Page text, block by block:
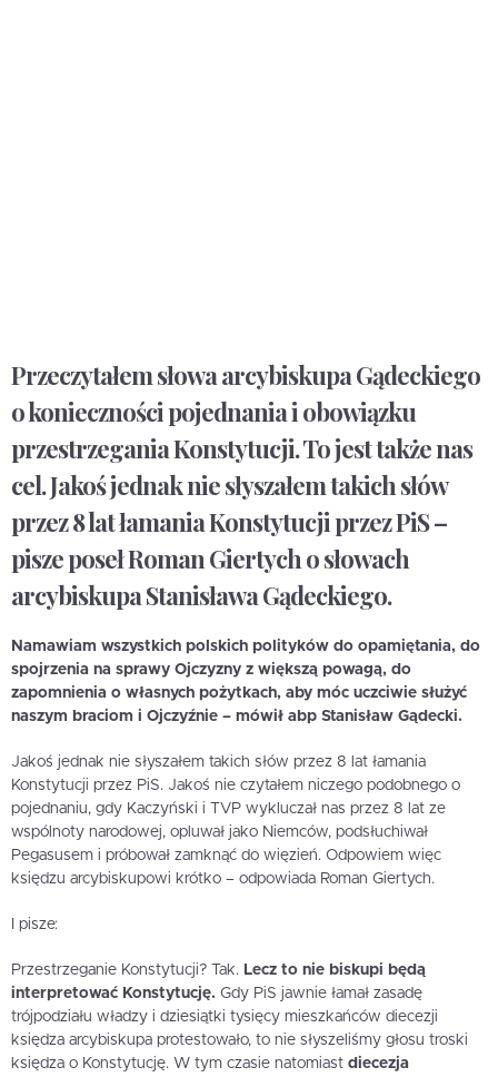
Przeczytałem słowa arcybiskupa Gądeckiego
o konieczności pojednania i obowiązku
przestrzegania Konstytucji. To jest także nas
cel. Jakoś jednak nie słyszałem takich słów
przez 8 lat łamania Konstytucji przez PiS –
pisze poseł Roman Giertych o słowach
arcybiskupa Stanisława Gądeckiego.
Namawiam wszystkich polskich polityków do opamiętania, do
spojrzenia na sprawy Ojczyzny z większą powagą, do
zapomnienia o własnych pożytkach, aby móc uczciwie służyć
naszym braciom i Ojczyźnie – mówił abp Stanisław Gądecki.
Jakoś jednak nie słyszałem takich słów przez 8 lat łamania
Konstytucji przez PiS. Jakoś nie czytałem niczego podobnego o
pojednaniu, gdy Kaczyński i TVP wykluczał nas przez 8 lat ze
wspólnoty narodowej, opluwał jako Niemców, podsłuchiwał
Pegasusem i próbował zamknąć do więzień. Odpowiem więc
księdzu arcybiskupowi krótko – odpowiada Roman Giertych.
I pisze:
Przestrzeganie Konstytucji? Tak. Lecz to nie biskupi będą
interpretować Konstytucję. Gdy PiS jawnie łamał zasadę
trójpodziału władzy i dziesiątki tysięcy mieszkańców diecezji
księdza arcybiskupa protestowało, to nie słyszeliśmy głosu troski
księdza o Konstytucję. W tym czasie natomiast diecezja